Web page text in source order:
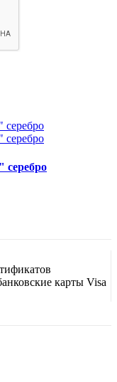
серебро
карты Visa